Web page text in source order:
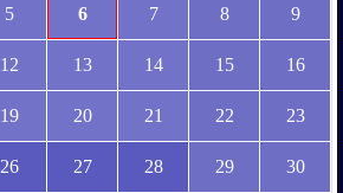
5 6 7 8 9
12 13 14 15 16
19 20 21 22 23
26 27 28 29 30